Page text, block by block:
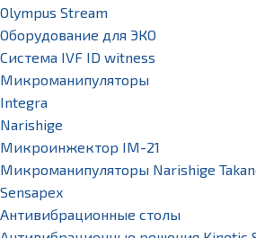
Olympus Stream
Оборудование для ЭКО
Система IVF ID witness
Микроманипуляторы
Integra
Narishige
Микроинжектор IM-21
Микроманипуляторы Narishige
Sensapex
Антивибрационные столы